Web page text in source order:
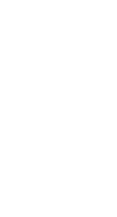
4 с
решение для